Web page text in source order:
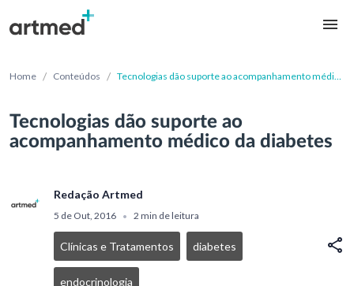
Home / Conteúdos / Tecnologias dão suporte ao acompanhamento médico
Tecnologias dão suporte ao
acompanhamento médico da diabetes
Redação Artmed
5 de Out, 2016 • 2 min de leitura
Clínicas e Tratamentos diabetes
endocrinologia